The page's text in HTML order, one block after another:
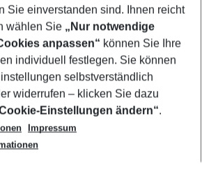
ändern
Sie einverstanden sind. Ihnen reicht
wählen Sie „Nur notwendige
anpassen“ können Sie Ihre
individuell festlegen. Sie können
selbstverständlich
widerrufen – klicken Sie dazu
Einstellungen ändern“.
Impressum